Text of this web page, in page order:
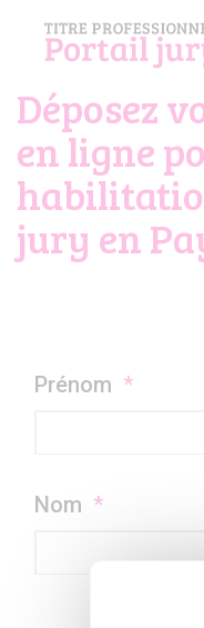
Déposez
en ligne
jury en
Prénom *
Nom *